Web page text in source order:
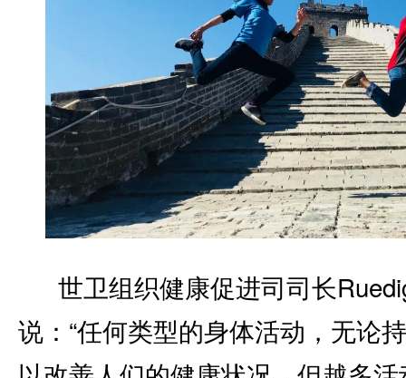
世卫组织健康促进司司长
说：“任何类型的身体活动，无论